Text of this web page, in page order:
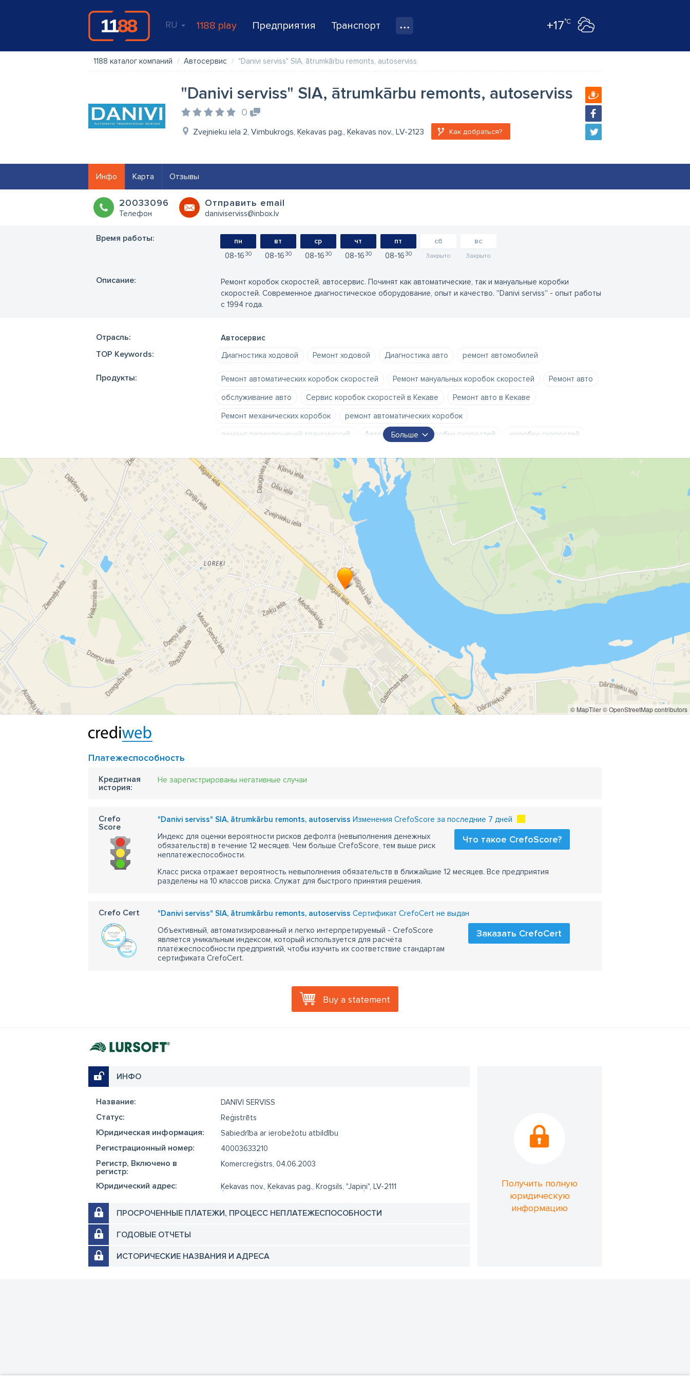
RU 1188 play Предприятия Транспорт +17°C
1188 каталог компаний Автосервис "Danivi serviss" SIA, ātrumkārbu remonts, autoserviss
"Danivi serviss" SIA, ātrumkārbu remonts, autoserviss
0
Zvejnieku iela 2, Vimbukrogs, Ķekavas pag., Ķekavas nov., LV-2123 Как добраться?
Инфо Карта Отзывы
20033096
Телефон
Oтправить email
daniviserviss@inbox.lv
Время работы: пн
08 16 30
вт
08 16 30
ср
08 16 30
чт
08 16 30
пт
08 16 30
сб
Закрыто
вс
Закрыто
Oписание:
Ремонт коробок скоростей, автосервис. Починят как автоматические, так и мануальные коробки
скоростей. Современное диагностическое оборудование, опыт и качество. ''Danivi serviss'' - опыт работы
с 1994 года.
Отрасль: Автосервис
TOP Keywords: Диагностика ходовой Ремонт ходовой Диагностика авто ремонт автомобилей
Продукты: Ремонт автоматических коробок скоростей Ремонт мануальных коробок скоростей
Ремонт авто
обслуживание авто
Сервис коробок скоростей в Кекаве
Ремонт авто в Кекаве
Ремонт механических коробок
ремонт автоматических коробок
ремонт переключений трансмиссий
Автоматические коробки скоростей
коробки скоростей
обслуживание автоматической трансмиссии
ремонт двигателя
монтаж коробок скоростей
демонтаж коробок скоростей
снятие коробок скоростей
установок коробок скоростей
АААП
АКП АПК вариатор Steptronic
Диагностика ходовой части
ремонт ходовой части
снятие ААКП
Реставрация деталей
ремонт коробок скоростей в Кекаве
Больше
© MapTiler© OpenStreetMap contributors
Платежеспособность
Кредитная
история:
Не зарегистрированы негативные случаи
Crefo
Score
"Danivi serviss" SIA, ātrumkārbu remonts, autoserviss Изменения CrefoScore за последние 7 дней
Что такое CrefoScore?
Индекс для оценки вероятности рисков дефолта (невыполнения денежных
обязательств) в течение 12 месяцев. Чем больше CrefoScore, тем выше риск
неплатежеспособности.
Класс риска отражает вероятность невыполнения обязательств в ближайшие 12 месяцев. Все предприятия
разделены на 10 классов риска. Служат для быстрого принятия решения.
Crefo Cert "Danivi serviss" SIA, ātrumkārbu remonts, autoserviss Сертификат CrefoCert не выдан
Заказать CrefoCert
Объективный, автоматизированный и легко интерпретируемый - CrefoScore
является уникальным индексом, который используется для расчёта
платёжеспособности предприятий, чтобы изучить их соответствие стандартам
сертификата CrefoCert.
Buy a statement
ИНФО
Название: DANIVI SERVISS
Cтатус: Reģistrēts
Юридическая информация: Sabiedrība ar ierobežotu atbildību
Регистрационный номер: 40003633210
Регистр, Включено в
регистр:
Komercreģistrs, 04.06.2003
Юридический адрес: Ķekavas nov., Ķekavas pag., Krogsils, "Japiņi", LV-2111
ПРОСРОЧЕННЫЕ ПЛАТЕЖИ, ПРОЦЕСС НЕПЛАТЕЖЕСПОСОБНОСТИ
ГОДОВЫЕ ОТЧЕТЫ
ИСТОРИЧЕСКИЕ НАЗВАНИЯ И АДРЕСА
Получить полную
юридическую
информацию